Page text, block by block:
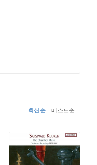
최신순 베스트순